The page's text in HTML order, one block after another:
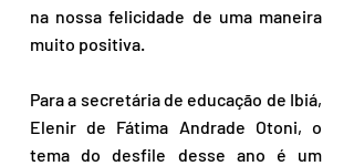
na nossa felicidade de uma maneira
muito positiva.
Para a secretária de educação de Ibiá,
Elenir de Fátima Andrade Otoni, o
tema do desfile desse ano é um